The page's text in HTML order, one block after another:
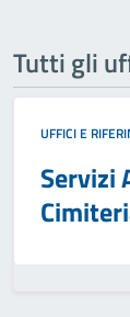
Tutti gli
UFFICI E
Servizi